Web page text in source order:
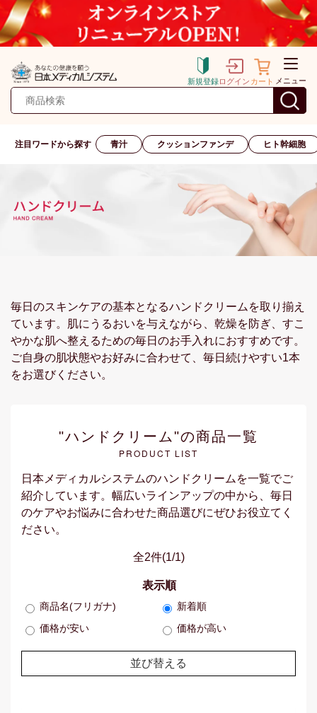
新規登録ログイン カート メニュー
注目ワードから探す 青汁 クッションファンデ ヒト幹細胞
毎日のスキンケアの基本となるハンドクリームを取り揃え
ています。肌にうるおいを与えながら、乾燥を防ぎ、すこ
やかな肌へ整えるための毎日のお手入れにおすすめです。
ご自身の肌状態やお好みに合わせて、毎日続けやすい1本
をお選びください。
"ハンドクリーム"の商品一覧
PRODUCT LIST
日本メディカルシステムのハンドクリームを一覧でご
紹介しています。幅広いラインアップの中から、毎日
のケアやお悩みに合わせた商品選びにぜひお役立てく
ださい。
全2件(1/1)
表示順
商品名(フリガナ)
新着順
価格が安い
価格が高い
並び替える